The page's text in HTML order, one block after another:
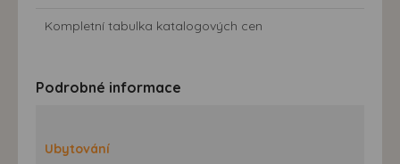
Kompletní tabulka katalogových cen
Podrobné informace
Ubytování